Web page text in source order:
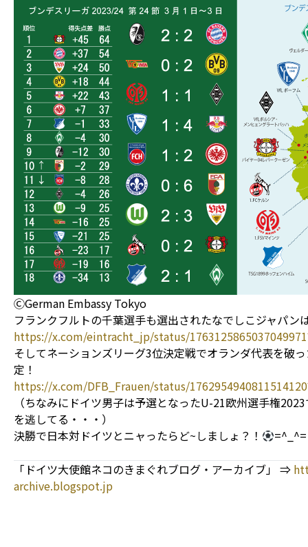
ⒸGerman Embassy Tokyo
フランクフルトの千葉選手も選出されたなでしこジャパン
https://x.com/eintracht_jp/status/
そしてネーションズリーグ3位決定戦でオランダ代表を破
定！
https://x.com/DFB_Frauen/status/
（ちなみにドイツ男子は予選となったU-21欧州選手権
を逃してる・・・）
決勝で日本対ドイツとニャったらど~しましょ？！
=^_^=
「ドイツ大使館ネコのきまぐれブログ・アーカイブ」 ⇒
archive.blogspot.jp